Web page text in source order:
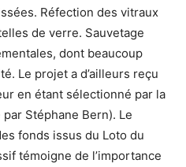
Réfection des vitraux
de verre. Sauvetage
dont beaucoup
Le projet a d’ailleurs reçu
en étant sélectionné par la
Stéphane Bern). Le
fonds issus du Loto du
témoigne de l’importance